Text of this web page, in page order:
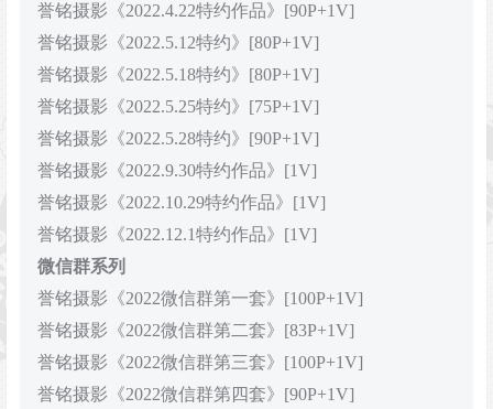
誉铭摄影《2022.4.22特约作品》[90P+1V]
誉铭摄影《2022.5.12特约》[80P+1V]
誉铭摄影《2022.5.18特约》[80P+1V]
誉铭摄影《2022.5.25特约》[75P+1V]
誉铭摄影《2022.5.28特约》[90P+1V]
誉铭摄影《2022.9.30特约作品》[1V]
誉铭摄影《2022.10.29特约作品》[1V]
誉铭摄影《2022.12.1特约作品》[1V]
微信群系列
誉铭摄影《2022微信群第一套》[100P+1V]
誉铭摄影《2022微信群第二套》[83P+1V]
誉铭摄影《2022微信群第三套》[100P+1V]
誉铭摄影《2022微信群第四套》[90P+1V]